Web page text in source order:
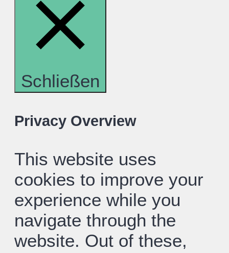
Schließen
Privacy Overview
This website uses
cookies to improve your
experience while you
navigate through the
website. Out of these,